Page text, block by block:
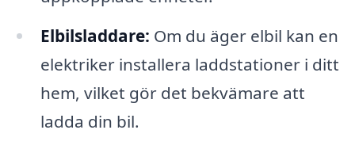
Elbilsladdare: Om du äger elbil kan en
elektriker installera laddstationer i ditt
hem, vilket gör det bekvämare att
ladda din bil.